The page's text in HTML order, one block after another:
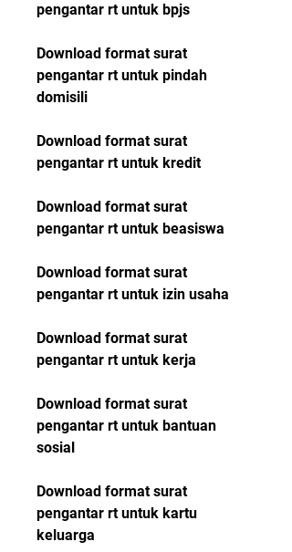
pengantar rt untuk bpjs
Download format surat
pengantar rt untuk pindah
domisili
Download format surat
pengantar rt untuk kredit
Download format surat
pengantar rt untuk beasiswa
Download format surat
pengantar rt untuk izin usaha
Download format surat
pengantar rt untuk kerja
Download format surat
pengantar rt untuk bantuan
sosial
Download format surat
pengantar rt untuk kartu
keluarga